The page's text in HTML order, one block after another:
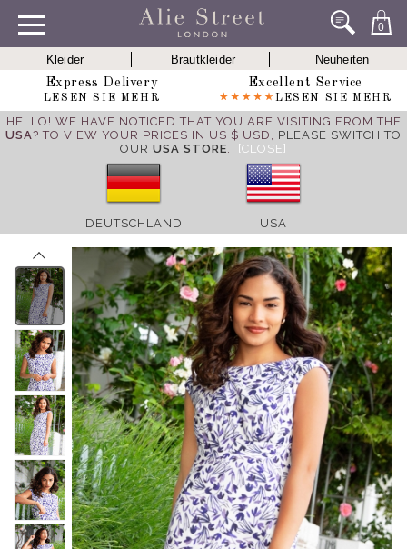
0
Kleider Brautkleider
Neuheiten
Express Delivery
LESEN SIE MEHR
Excellent Service
LESEN SIE MEHR
HELLO! WE HAVE NOTICED THAT YOU ARE VISITING FROM THE
USA? TO VIEW YOUR PRICES IN US $ USD, PLEASE SWITCH TO
OUR USA STORE. [CLOSE]
DEUTSCHLAND USA